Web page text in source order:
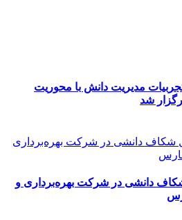
با ارائه خدمات گسترده در حوزه
با نهادها و سازمان‌های متعددی را در
تصمیم‌گیری، ارتقاء رضایت ذینفعان و
و خلق ارزش از دانش است و برای نیل
همیشگی سازمان شما خواهد بود.
و پیاده‌سازی تکنیک‌ها و ابزارهای
مهمترین رویکرد ما در ارائه خدمات